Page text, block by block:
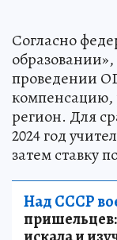
Согласно
проведении
компенсацию,
регион. Для
2024 год
затем ставку
Над СССР
пришельцев: